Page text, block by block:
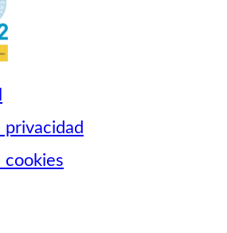
privacidad
cookies